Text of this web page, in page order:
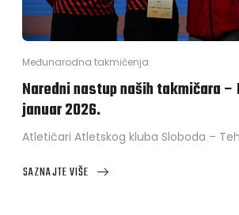
Međunarodna takmičenja
Naredni nastup naših takmičara –
januar 2026.
Atletičari Atletskog kluba Sloboda –
SAZNAJTE VIŠE
ABOUT